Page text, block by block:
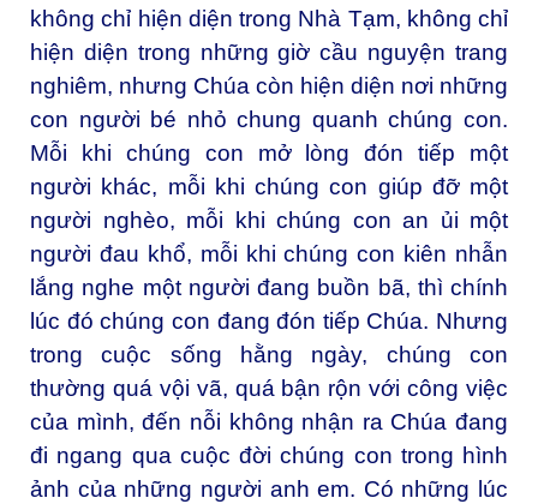
không chỉ hiện diện trong Nhà Tạm, không chỉ
hiện diện trong những giờ cầu nguyện trang
nghiêm, nhưng Chúa còn hiện diện nơi những
con người bé nhỏ chung quanh chúng con.
Mỗi khi chúng con mở lòng đón tiếp một
người khác, mỗi khi chúng con giúp đỡ một
người nghèo, mỗi khi chúng con an ủi một
người đau khổ, mỗi khi chúng con kiên nhẫn
lắng nghe một người đang buồn bã, thì chính
lúc đó chúng con đang đón tiếp Chúa. Nhưng
trong cuộc sống hằng ngày, chúng con
thường quá vội vã, quá bận rộn với công việc
của mình, đến nỗi không nhận ra Chúa đang
đi ngang qua cuộc đời chúng con trong hình
ảnh của những người anh em. Có những lúc